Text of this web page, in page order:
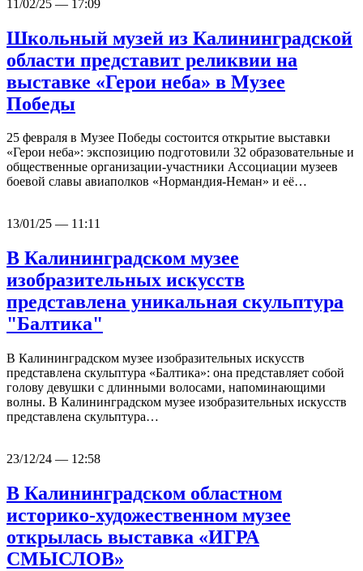
11/02/25 — 17:09
Школьный музей из Калининградской
области представит реликвии на
выставке «Герои неба» в Музее
Победы
25 февраля в Музее Победы состоится открытие выставки
«Герои неба»: экспозицию подготовили 32 образовательные и
общественные организации-участники Ассоциации музеев
боевой славы авиаполков «Нормандия-Неман» и её…
13/01/25 — 11:11
В Калининградском музее
изобразительных искусств
представлена уникальная скульптура
"Балтика"
В Калининградском музее изобразительных искусств
представлена скульптура «Балтика»: она представляет собой
голову девушки с длинными волосами, напоминающими
волны. В Калининградском музее изобразительных искусств
представлена скульптура…
23/12/24 — 12:58
В Калининградском областном
историко-художественном музее
открылась выставка «ИГРА
СМЫСЛОВ»